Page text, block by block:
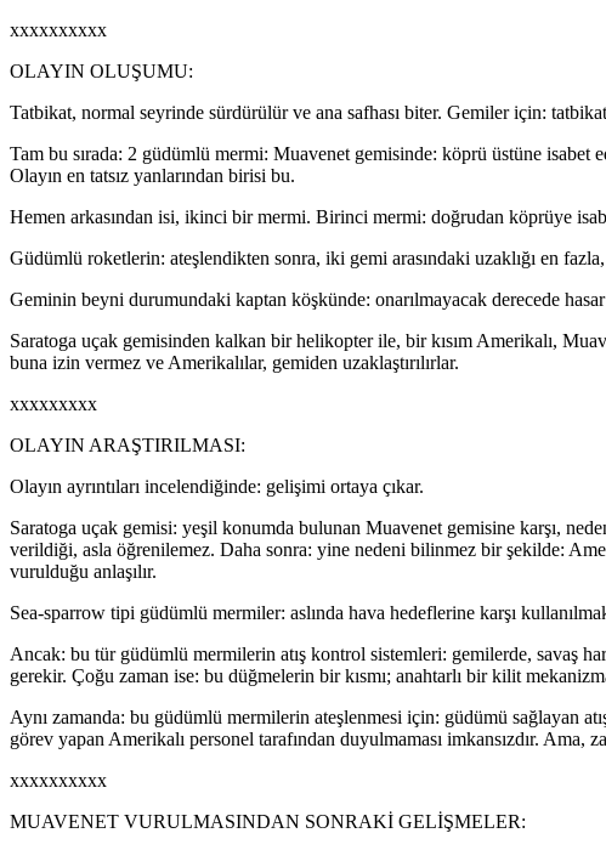
xxxxxxxxxx
OLAYIN OLUŞUMU:
Tatbikat, normal seyrinde sürdürülür ve ana safhası biter. Gemiler için:
Tam bu sırada: 2 güdümlü mermi: Muavenet gemisinde: köprü üstüne isabet
Olayın en tatsız yanlarından birisi bu.
Hemen arkasından isi, ikinci bir mermi. Birinci mermi: doğrudan köprüye
Güdümlü roketlerin: ateşlendikten sonra, iki gemi arasındaki uzaklığı en
Geminin beyni durumundaki kaptan köşkünde: onarılmayacak derecede
Saratoga uçak gemisinden kalkan bir helikopter ile, bir kısım Amerikalı,
buna izin vermez ve Amerikalılar, gemiden uzaklaştırılırlar.
xxxxxxxxx
OLAYIN ARAŞTIRILMASI:
Olayın ayrıntıları incelendiğinde: gelişimi ortaya çıkar.
Saratoga uçak gemisi: yeşil konumda bulunan Muavenet gemisine karşı,
verildiği, asla öğrenilemez. Daha sonra: yine nedeni bilinmez bir şekilde:
vurulduğu anlaşılır.
Sea-sparrow tipi güdümlü mermiler: aslında hava hedeflerine karşı
Ancak: bu tür güdümlü mermilerin atış kontrol sistemleri: gemilerde, savaş
gerekir. Çoğu zaman ise: bu düğmelerin bir kısmı; anahtarlı bir kilit
Aynı zamanda: bu güdümlü mermilerin ateşlenmesi için: güdümü sağlayan
görev yapan Amerikalı personel tarafından duyulmaması imkansızdır.
xxxxxxxxxx
MUAVENET VURULMASINDAN SONRAKİ GELİŞMELER: